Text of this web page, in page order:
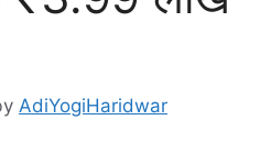
AdiYogiHaridwar